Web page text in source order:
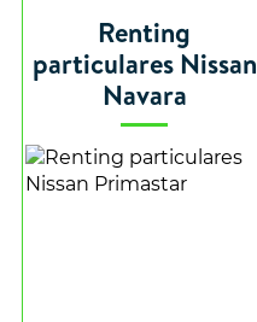
Renting
particulares Nissan
Navara